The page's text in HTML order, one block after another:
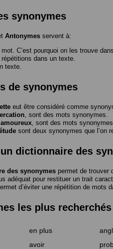
synonymes
Antonymes servent à:
mot. C’est pourquoi on les trouve
dans un texte.
texte.
de synonymes
eut être considéré comme
, sont des mots synonymes.
, sont des mots synonymes.
sont deux synonymes que l’on
dictionnaire des
des synonymes permet de trouver
adéquat pour restituer un trait
d’éviter une répétition de mots
les plus recherchés
en plus
avoir